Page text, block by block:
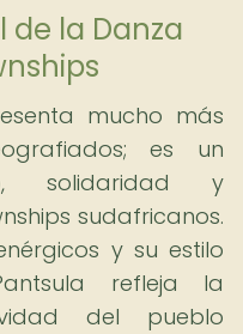
de la Danza
mucho más
es un
solidaridad y
sudafricanos.
y su estilo
refleja la
del pueblo